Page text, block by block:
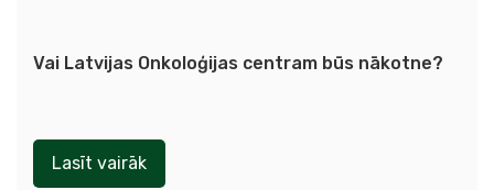
Vai Latvijas Onkoloģijas centram būs nākotne?
Lasīt vairāk